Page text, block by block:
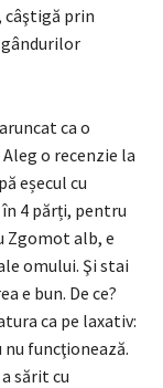
câştigă prin
ca o
o recenzie la
eșecul cu
4 părți, pentru
Zgomot alb, e
omului. Şi stai
e bun. De ce?
ca pe laxativ:
nu funcţionează.
sărit cu